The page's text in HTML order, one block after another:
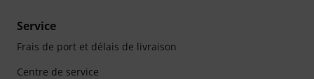
Service
Frais de port et délais de livraison
Centre de service